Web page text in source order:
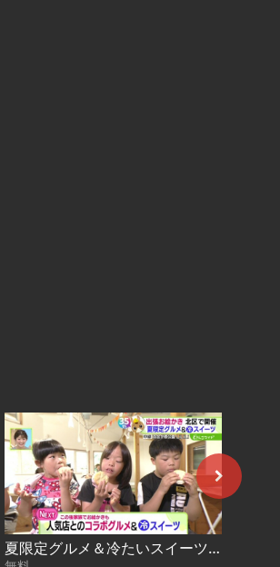
夏限定グルメ＆冷たいスイーツ！ 札幌10区キャラバン in 北区 2026-08-04